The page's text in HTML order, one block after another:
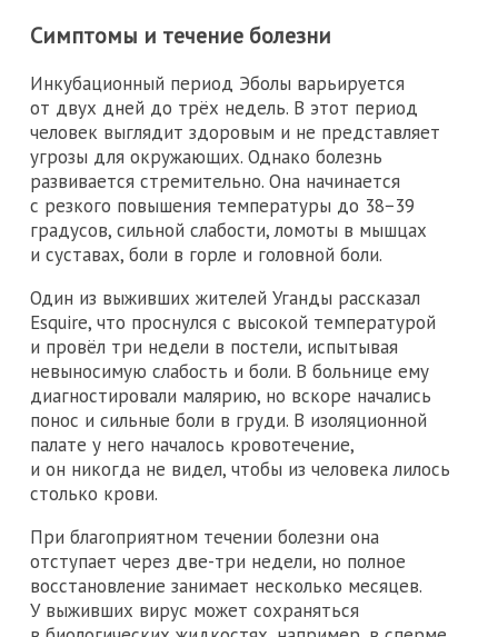
Симптомы и течение болезни
Инкубационный период Эболы варьируется
от двух дней до трёх недель. В этот период
человек выглядит здоровым и не представляет
угрозы для окружающих. Однако болезнь
развивается стремительно. Она начинается
с резкого повышения температуры до 38−39
градусов, сильной слабости, ломоты в мышцах
и суставах, боли в горле и головной боли.
Один из выживших жителей Уганды рассказал
Esquire, что проснулся с высокой температурой
и провёл три недели в постели, испытывая
невыносимую слабость и боли. В больнице ему
диагностировали малярию, но вскоре начались
понос и сильные боли в груди. В изоляционной
палате у него началось кровотечение,
и он никогда не видел, чтобы из человека лилось
столько крови.
При благоприятном течении болезни она
отступает через две-три недели, но полное
восстановление занимает несколько месяцев.
У выживших вирус может сохраняться